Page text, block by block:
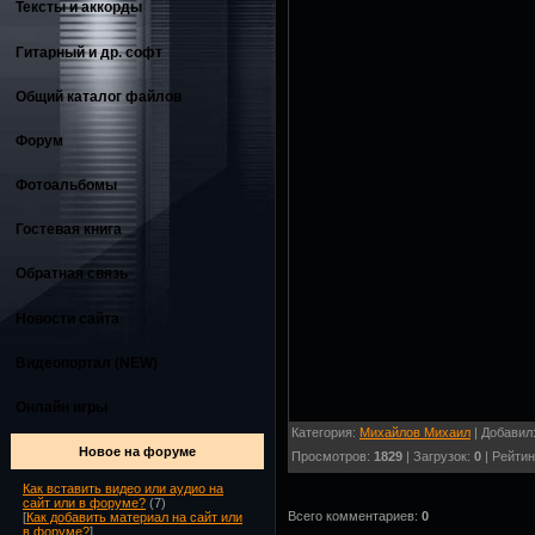
Тексты и аккорды
Гитарный и др. софт
Общий каталог файлов
Форум
Фотоальбомы
Гостевая книга
Обратная связь
Новости сайта
Новое на форуме
Как вставить видео или аудио на
сайт или в форуме? (7)
[Как добавить материал на сайт или
в форуме?]
Категория: Михайлов Михаил | Добавил:
Просмотров: 1829 | Загрузок: 0 |
Всего комментариев: 0